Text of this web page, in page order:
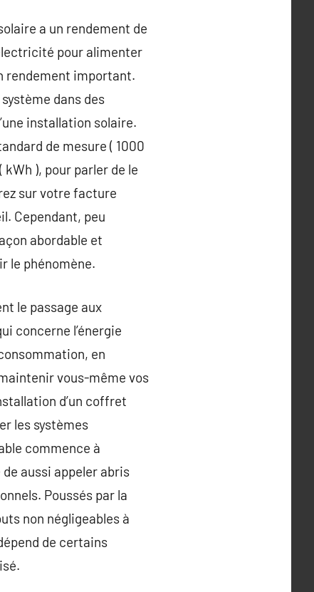
a un rendement de
pour alimenter
rendement important.
dans des
installation solaire.
de mesure ( 1000
), pour parler de le
sur votre facture
Cependant, peu
abordable et
le phénomène.
le passage aux
concerne l’énergie
en
vous-même vos
d’un coffret
les systèmes
commence à
aussi appeler abris
Poussés par la
non négligeables à
de certains